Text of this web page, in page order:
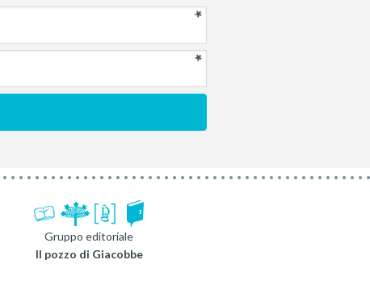
Gruppo editoriale
Il pozzo di Giacobbe